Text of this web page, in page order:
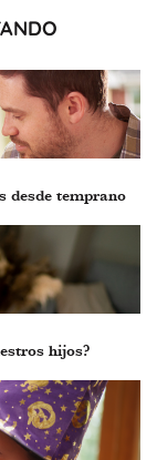
desde temprano
hijos?